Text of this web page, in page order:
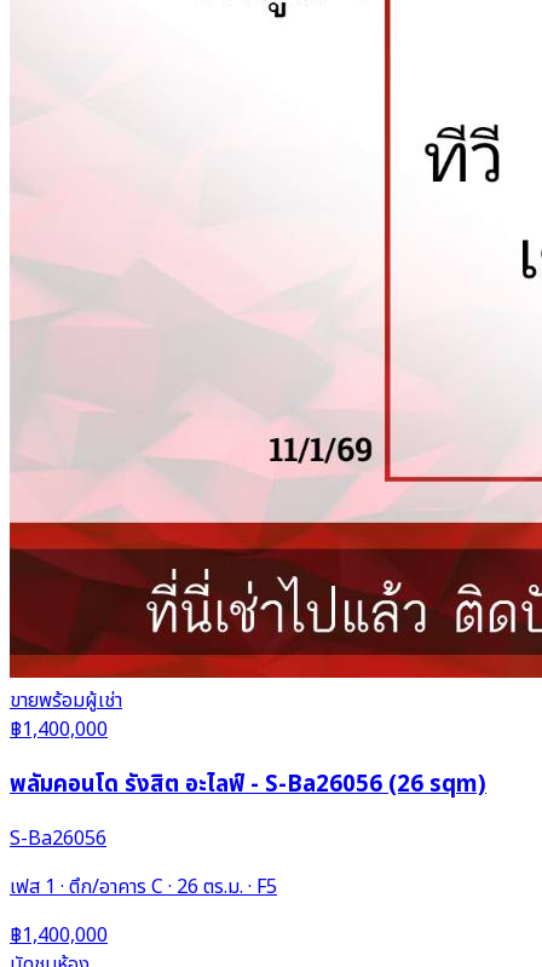
ขายพร้อมผู้เช่า
฿1,400,000
พลัมคอนโด รังสิต อะไลฟ์ - S-Ba26056 (26 sqm)
S-Ba26056
เฟส 1 · ตึก/อาคาร C · 26 ตร.ม. · F5
฿1,400,000